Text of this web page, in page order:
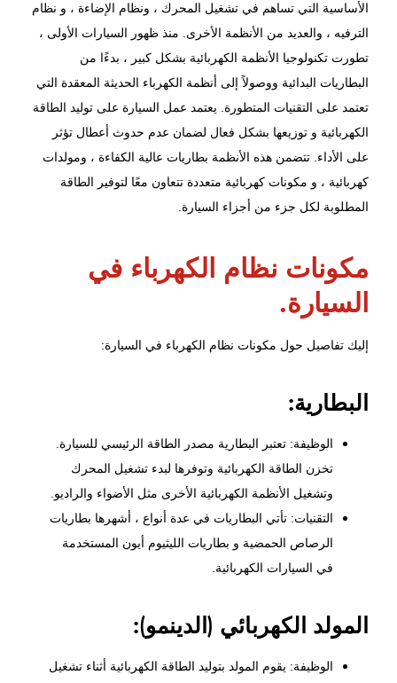
الأساسية التي تساهم في تشغيل المحرك ، ونظام الإضاءة ، و نظام
الترفيه ، والعديد من الأنظمة الأخرى. منذ ظهور السيارات الأولى ،
تطورت تكنولوجيا الأنظمة الكهربائية بشكل كبير ، بدءًا من
البطاريات البدائية ووصولاً إلى أنظمة الكهرباء الحديثة المعقدة التي
تعتمد على التقنيات المتطورة. يعتمد عمل السيارة على توليد الطاقة
الكهربائية و توزيعها بشكل فعال لضمان عدم حدوث أعطال تؤثر
على الأداء. تتضمن هذه الأنظمة بطاريات عالية الكفاءة ، ومولدات
كهربائية ، و مكونات كهربائية متعددة تتعاون معًا لتوفير الطاقة
المطلوبة لكل جزء من أجزاء السيارة.
مكونات نظام الكهرباء في
السيارة.
إليك تفاصيل حول مكونات نظام الكهرباء في السيارة:
البطارية:
الوظيفة: تعتبر البطارية مصدر الطاقة الرئيسي للسيارة.
تخزن الطاقة الكهربائية وتوفرها لبدء تشغيل المحرك
وتشغيل الأنظمة الكهربائية الأخرى مثل الأضواء والراديو.
التقنيات: تأتي البطاريات في عدة أنواع ، أشهرها بطاريات
الرصاص الحمضية و بطاريات الليثيوم أيون المستخدمة
في السيارات الكهربائية.
المولد الكهربائي (الدينمو):
الوظيفة: يقوم المولد بتوليد الطاقة الكهربائية أثناء تشغيل